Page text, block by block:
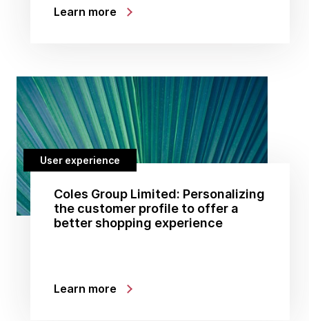
Learn more
User experience
Coles Group Limited: Personalizing
the customer profile to offer a
better shopping experience
Learn more